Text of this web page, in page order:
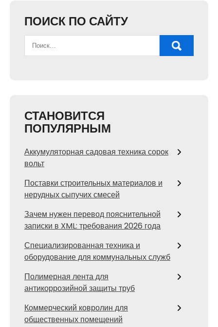
ПОИСК ПО САЙТУ
СТАНОВИТСЯ
ПОПУЛЯРНЫМ
Аккумуляторная садовая техника сорок
вольт
Поставки строительных материалов и
нерудных сыпучих смесей
Зачем нужен перевод пояснительной
записки в XML: требования 2026 года
Специализированная техника и
оборудование для коммунальных служб
Полимерная лента для
антикоррозийной защиты труб
Коммерческий ковролин для
общественных помещений